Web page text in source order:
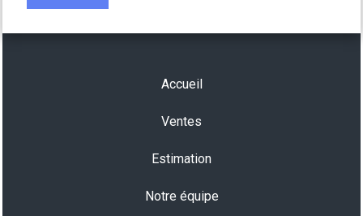
Accueil
Ventes
Estimation
Notre équipe